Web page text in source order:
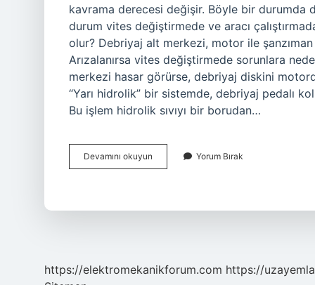
kavrama derecesi değişir. Böyle bir durumda
durum vites değiştirmede ve aracı
olur? Debriyaj alt merkezi, motor ile
Arızalanırsa vites değiştirmede sorunlara
merkezi hasar görürse, debriyaj diskini
“Yarı hidrolik” bir sistemde, debriyaj pedalı
Bu işlem hidrolik sıvıyı bir borudan…
Devamını okuyun Debriyaj
Alt
Yorum Bırak
https://elektromekanikforum.com https://